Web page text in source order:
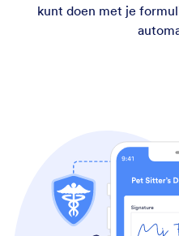
kunt doen met je